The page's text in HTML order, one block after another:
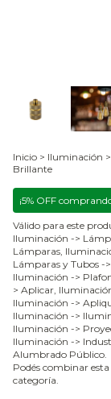
Inicio > Iluminación >
Brillante
¡5% OFF
Válido para este
Iluminación ->
Lámparas,
Lámparas y Tubos -
Iluminación ->
> Aplicar,
Iluminación ->
Iluminación ->
Iluminación ->
Iluminación ->
Alumbrado Público.
Podés combinar
categoría.